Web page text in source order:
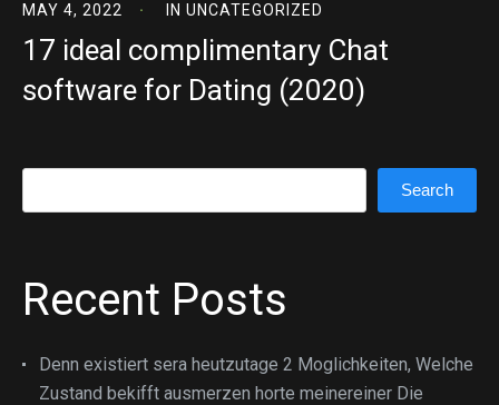
MAY 4, 2022 IN UNCATEGORIZED
17 ideal complimentary Chat
software for Dating (2020)
Search
Recent Posts
Denn existiert sera heutzutage 2 Moglichkeiten, Welche
Zustand bekifft ausmerzen horte meinereiner Die